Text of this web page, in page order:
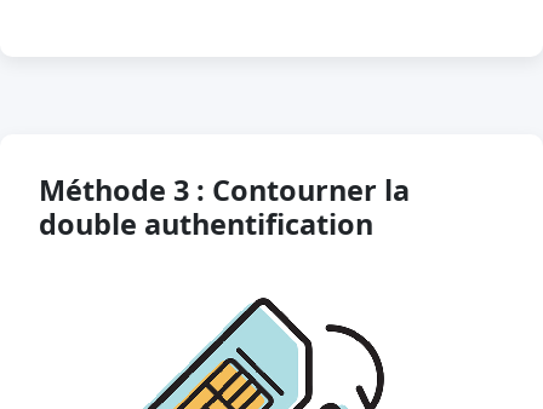
Méthode 3 : Contourner la
double authentification